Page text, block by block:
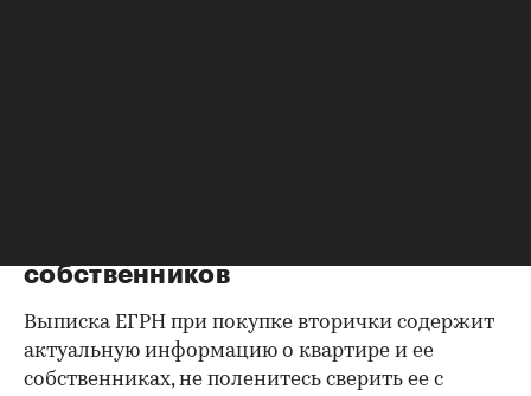
собственников
Выписка ЕГРН при покупке вторички содержит
актуальную информацию о квартире и ее
собственниках, не поленитесь сверить ее с